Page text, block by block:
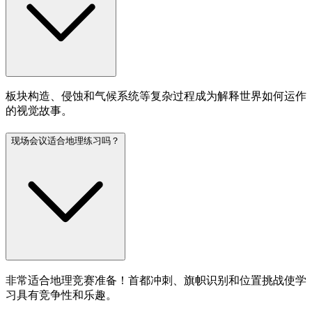
板块构造、侵蚀和气候系统等复杂过程成为解释世界如何运作
的视觉故事。
现场会议适合地理练习吗？
非常适合地理竞赛准备！首都冲刺、旗帜识别和位置挑战使学
习具有竞争性和乐趣。